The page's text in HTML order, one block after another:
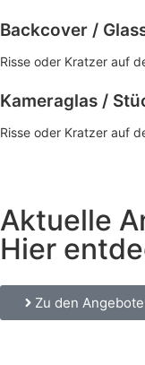
Backcover /
Risse oder Kratzer auf
Kameraglas /
Risse oder Kratzer auf
Aktuelle
Hier
Zu den